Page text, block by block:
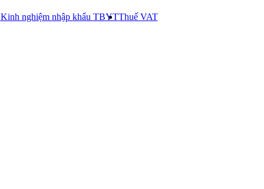
Kinh nghiệm nhập khẩu TBYTThuế VAT